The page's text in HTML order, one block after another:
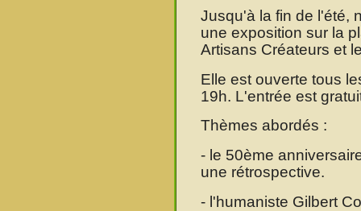
Jusqu'à la fin de l'été,
une exposition sur la
Artisans Créateurs et
Elle est ouverte tous
19h. L'entrée est
Thèmes abordés :
- le 50ème
une rétrospective.
- l'humaniste Gilbert